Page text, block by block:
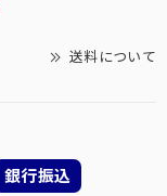
送料について
銀行振込